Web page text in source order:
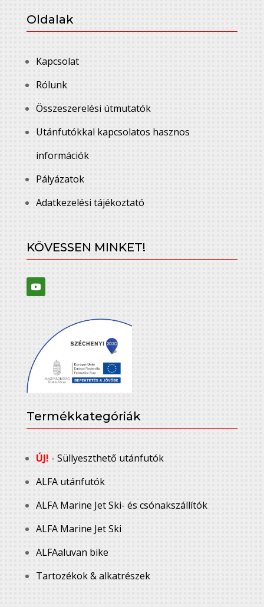
Oldalak
Kapcsolat
Rólunk
Összeszerelési útmutatók
Utánfutókkal kapcsolatos hasznos
információk
Pályázatok
Adatkezelési tájékoztató
KÖVESSEN MINKET!
Termékkategóriák
ÚJ! - Süllyeszthető utánfutók
ALFA utánfutók
ALFA Marine Jet Ski- és csónakszállítók
ALFA Marine Jet Ski
ALFAaluvan bike
Tartozékok & alkatrészek